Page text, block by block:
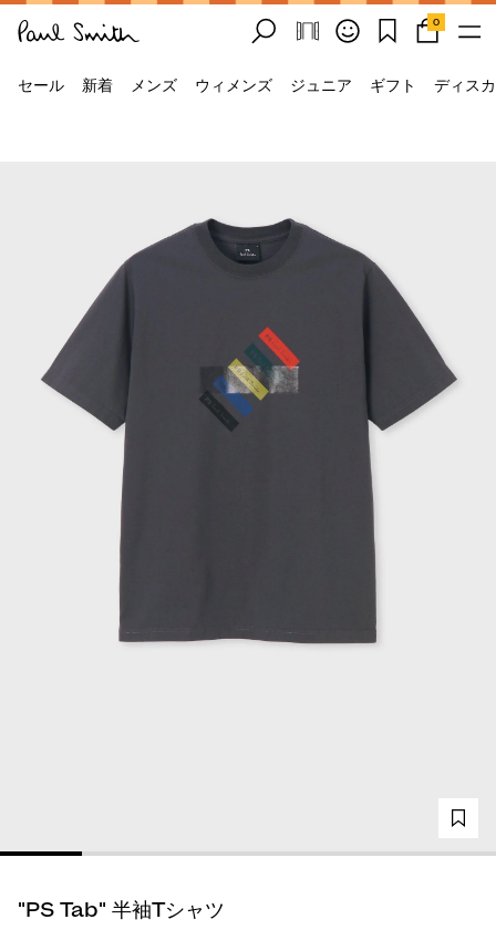
0
セール 新着 メンズ ウィメンズ ジュニア ギフト ディス
"PS Tab" 半袖Tシャツ